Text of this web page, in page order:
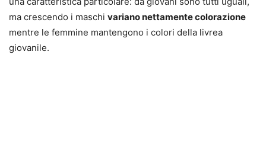
ma crescendo i maschi variano nettamente colorazione
mentre le femmine mantengono i colori della livrea
giovanile.